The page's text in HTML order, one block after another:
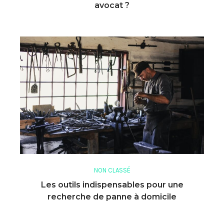
avocat ?
NON CLASSÉ
Les outils indispensables pour une
recherche de panne à domicile